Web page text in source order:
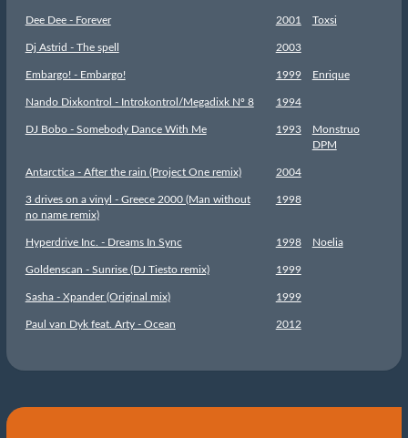
Dee Dee - Forever 2001 Toxsi
Dj Astrid - The spell 2003
Embargo! - Embargo! 1999 Enrique
Nando Dixkontrol - Introkontrol/Megadixk Nº 8 1994
DJ Bobo - Somebody Dance With Me 1993
Monstruo
DPM
Antarctica - After the rain (Project One remix) 2004
3 drives on a vinyl - Greece 2000 (Man without
no name remix)
1998
Hyperdrive Inc. - Dreams In Sync 1998 Noelia
Goldenscan - Sunrise (DJ Tiesto remix) 1999
Sasha - Xpander (Original mix) 1999
Paul van Dyk feat. Arty - Ocean 2012